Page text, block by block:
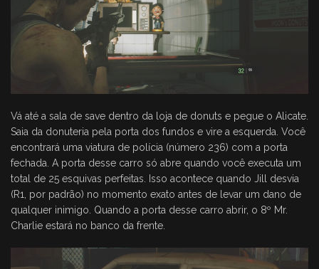
Vá até a sala de save dentro da loja de donuts e pegue o Alicate.
Saia da donuteria pela porta dos fundos e vire a esquerda. Você
encontrará uma viatura de polícia (número 236) com a porta
fechada. A porta desse carro só abre quando você executa um
total de 25 esquivas perfeitas. Isso acontece quando Jill desvia
(R1, por padrão) no momento exato antes de levar um dano de
qualquer inimigo. Quando a porta desse carro abrir, o 8º Mr.
Charlie estará no banco da frente.